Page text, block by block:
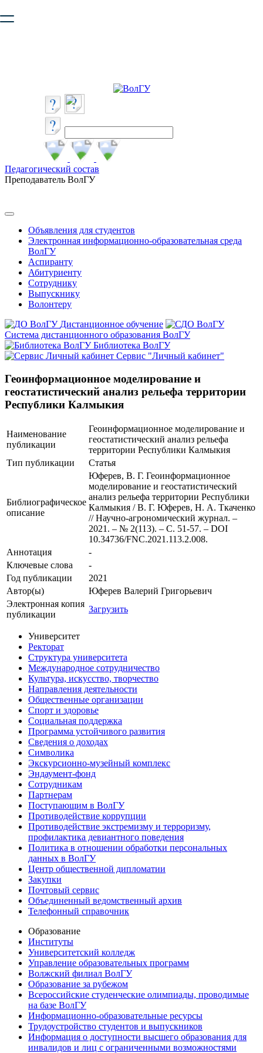
безопасную работу с сайтом. Пожалуйста
Педагогический состав
Преподаватель ВолГУ
Объявления для студентов
Электронная информационно-образовательная среда
ВолГУ
Аспиранту
Абитуриенту
Сотруднику
Выпускнику
Волонтеру
Дистанционное обучение
Система дистанционного образования ВолГУ
Библиотека ВолГУ
Сервис "Личный кабинет"
Геоинформационное моделирование и
геостатистический анализ рельефа территории
Республики Калмыкия
Наименование
публикации
Геоинформационное моделирование и
геостатистический анализ рельефа
территории Республики Калмыкия
Тип публикации
Статья
Библиографическое
описание
Юферев, В. Г. Геоинформационное
моделирование и геостатистический
анализ рельефа территории Республики
Калмыкия / В. Г. Юферев, Н. А. Ткаченко
// Научно-агрономический журнал. –
2021. – № 2(113). – С. 51-57. – DOI
10.34736/FNC.2021.113.2.008.
Аннотация
-
Ключевые cлова
-
Год публикации
2021
Автор(ы)
Юферев Валерий Григорьевич
Электронная копия
публикации
Загрузить
Университет
Ректорат
Структура университета
Международное сотрудничество
Культура, искусство, творчество
Направления деятельности
Общественные организации
Спорт и здоровье
Социальная поддержка
Программа устойчивого развития
Сведения о доходах
Символика
Экскурсионно-музейный комплекс
Эндаумент-фонд
Сотрудникам
Партнерам
Поступающим в ВолГУ
Противодействие коррупции
Противодействие экстремизму и терроризму,
профилактика девиантного поведения
Политика в отношении обработки персональных
данных в ВолГУ
Центр общественной дипломатии
Закупки
Почтовый сервис
Объединенный ведомственный архив
Телефонный справочник
Образование
Институты
Университетский колледж
Управление образовательных программ
Волжский филиал ВолГУ
Образование за рубежом
Всероссийские студенческие олимпиады, проводимые
на базе ВолГУ
Информационно-образовательные ресурсы
Трудоустройство студентов и выпускников
Информация о доступности высшего образования для
инвалидов и лиц с ограниченными возможностями